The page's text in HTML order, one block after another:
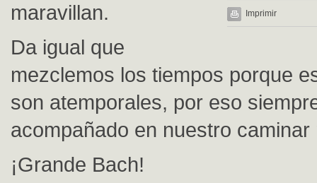
Imprimir
maravillan.
Da igual que
mezclemos los tiempos porque
son atemporales, por eso
acompañado en nuestro caminar
¡Grande Bach!